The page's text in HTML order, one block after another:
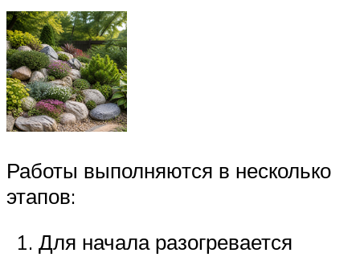
Работы выполняются в несколько
этапов:
Для начала разогревается